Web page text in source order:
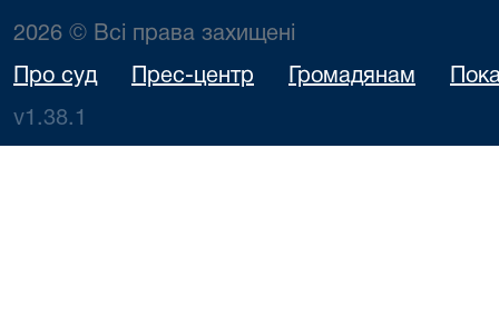
2026 © Всі права захищені
Про суд Прес-центр Громадянам
v1.38.1